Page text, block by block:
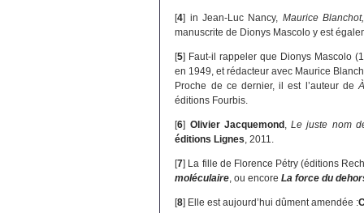
[4] in Jean-Luc Nancy, Maurice
manuscrite de Dionys Mascolo y est
[5] Faut-il rappeler que Dionys Mascolo
en 1949, et rédacteur avec Maurice
Proche de ce dernier, il est l’auteur de
éditions Fourbis.
[6] Olivier Jacquemond,Le juste nom
éditions Lignes , 2011.
[7] La fille de Florence Pétry (éditions
moléculaire , ou encoreLa force du
[8] Elle est aujourd’hui dûment amendée :